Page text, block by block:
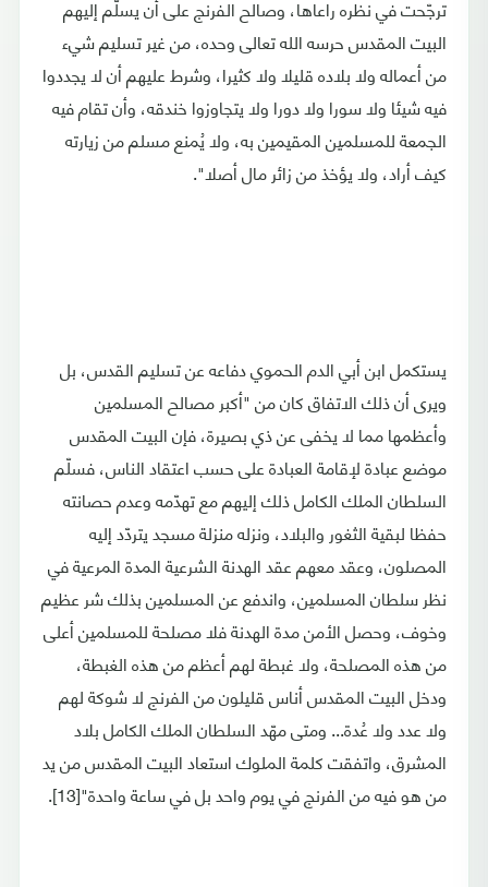
ترجّحت في نظره راعاها، وصالح الفرنج على أن يسلّم إليهم
البيت المقدس حرسه الله تعالى وحده، من غير تسليم شيء
من أعماله ولا بلاده قليلا ولا كثيرا، وشرط عليهم أن لا يجددوا
فيه شيئا ولا سورا ولا دورا ولا يتجاوزوا خندقه، وأن تقام فيه
الجمعة للمسلمين المقيمين به، ولا يُمنع مسلم من زيارته
كيف أراد، ولا يؤخذ من زائر مال أصلا".
يستكمل ابن أبي الدم الحموي دفاعه عن تسليم القدس، بل
ويرى أن ذلك الاتفاق كان من "أكبر مصالح المسلمين
وأعظمها مما لا يخفى عن ذي بصيرة، فإن البيت المقدس
موضع عبادة لإقامة العبادة على حسب اعتقاد الناس، فسلّم
السلطان الملك الكامل ذلك إليهم مع تهدّمه وعدم حصانته
حفظا لبقية الثغور والبلاد، ونزله منزلة مسجد يتردّد إليه
المصلون، وعقد معهم عقد الهدنة الشرعية المدة المرعية في
نظر سلطان المسلمين، واندفع عن المسلمين بذلك شر عظيم
وخوف، وحصل الأمن مدة الهدنة فلا مصلحة للمسلمين أعلى
من هذه المصلحة، ولا غبطة لهم أعظم من هذه الغبطة،
ودخل البيت المقدس أناس قليلون من الفرنج لا شوكة لهم
ولا عدد ولا عُدة... ومتى مهّد السلطان الملك الكامل بلاد
المشرق، واتفقت كلمة الملوك استعاد البيت المقدس من يد
من هو فيه من الفرنج في يوم واحد بل في ساعة واحدة"[13].